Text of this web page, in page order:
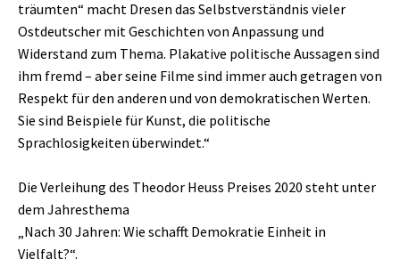
träumten“ macht Dresen das Selbstverständnis vieler
Ostdeutscher mit Geschichten von Anpassung und
Widerstand zum Thema. Plakative politische Aussagen sind
ihm fremd – aber seine Filme sind immer auch getragen von
Respekt für den anderen und von demokratischen Werten.
Sie sind Beispiele für Kunst, die politische
Sprachlosigkeiten überwindet.“
Die Verleihung des Theodor Heuss Preises 2020 steht unter
dem Jahresthema
„Nach 30 Jahren: Wie schafft Demokratie Einheit in
Vielfalt?“.